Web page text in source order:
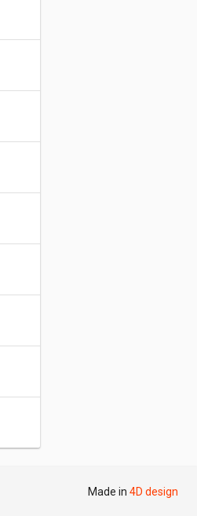
Made in 4D design